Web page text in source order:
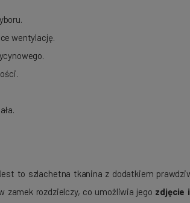
wentylację.
Jest to szlachetna tkanina z dodatkiem
zamek rozdzielczy, co umożliwia jego zdjęcie